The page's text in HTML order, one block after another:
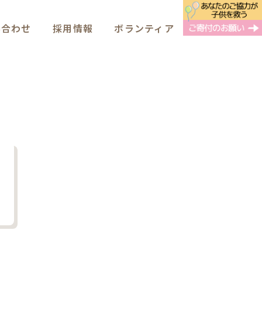
わせ 採用情報 ボランティア